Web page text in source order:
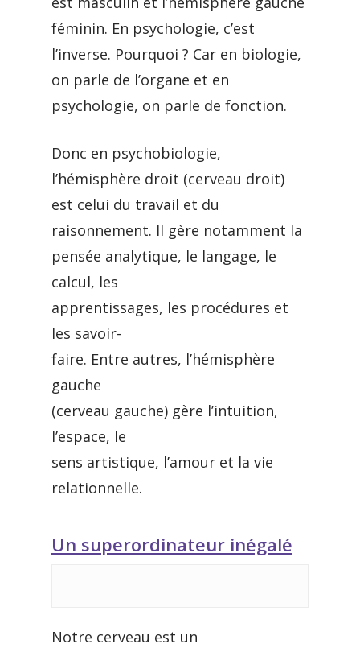
féminin. En psychologie, c’est
l’inverse. Pourquoi ? Car en biologie,
on parle de l’organe et en
psychologie, on parle de fonction.
Donc en psychobiologie,
l’hémisphère droit (cerveau droit)
est celui du travail et du
raisonnement. Il gère notamment la
pensée analytique, le langage, le
calcul, les
apprentissages, les procédures et
les savoir-
faire. Entre autres, l’hémisphère
gauche
(cerveau gauche) gère l’intuition,
l’espace, le
sens artistique, l’amour et la vie
relationnelle.
Un superordinateur inégalé
Notre cerveau est un